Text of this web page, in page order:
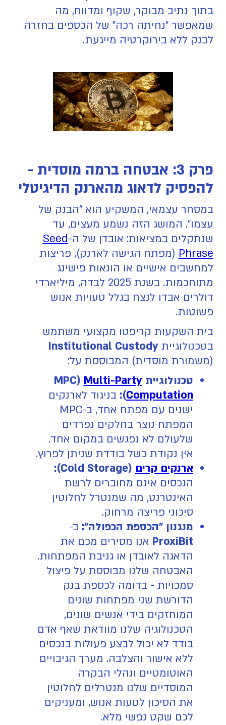
בתוך נתיב מבוקר, שקוף ומדווח, מה
שמאפשר "נחיתה רכה" של הכספים בחזרה
לבנק ללא בירוקרטיה מייגעת.
פרק 3: אבטחה ברמה מוסדית -
להפסיק לדאוג מהארנק הדיגיטלי
במסחר עצמאי, המשקיע הוא "הבנק של
עצמו". המושג הזה נשמע מעצים, עד
שנתקלים במציאות: אובדן של ה-Seed
Phrase (מפתח הגישה לארנק), פריצות
למחשבים אישיים או הונאות פישינג
מתוחכמות. בשנת 2025 לבדה, מיליארדי
דולרים אבדו לנצח בגלל טעויות אנוש
פשוטות.
בית השקעות קריפטו מקצועי משתמש
בטכנולוגייתInstitutional Custody
(משמורת מוסדית) המבוססת על:
טכנולוגיית MPC)Multi-Party
Computation
): בניגוד לארנקים
ישנים עם מפתח אחד, ב-MPC
המפתח נוצר בחלקים נפרדים
שלעולם לא נפגשים במקום אחד.
אין נקודת כשל בודדת שניתן לפרוץ.
ארנקים קרים (Cold Storage):
הנכסים אינם מחוברים לרשת
האינטרנט, מה שמנטרל לחלוטין
סיכוני פריצה מרחוק.
מנגנון "הכספת הכפולה": ב-
ProxiBit אנו מסירים מכם את
הדאגה לאובדן או גניבת המפתחות.
האבטחה שלנו מבוססת על פיצול
סמכויות - בדומה לכספת בנק
הדורשת שני מפתחות שונים
המוחזקים בידי אנשים שונים,
הטכנולוגיה שלנו מוודאת שאף אדם
בודד לא יכול לבצע פעולות בנכסים
ללא אישור והצלבה. מערך הגיבויים
האוטומטיים ונהלי הבקרה
המוסדיים שלנו מנטרלים לחלוטין
את הסיכון לטעות אנוש, ומעניקים
לכם שקט נפשי מלא.